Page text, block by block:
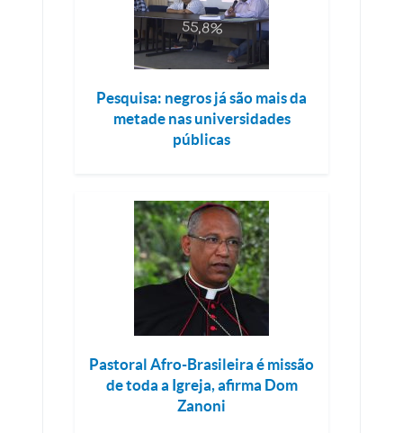
Pesquisa: negros já são mais da
metade nas universidades
públicas
Pastoral Afro-Brasileira é missão
de toda a Igreja, afirma Dom
Zanoni